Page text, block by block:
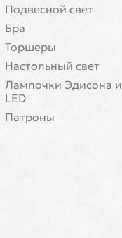
Подвесной свет
Бра
Торшеры
Настольный свет
Лампочки Эдисона и
LED
Патроны